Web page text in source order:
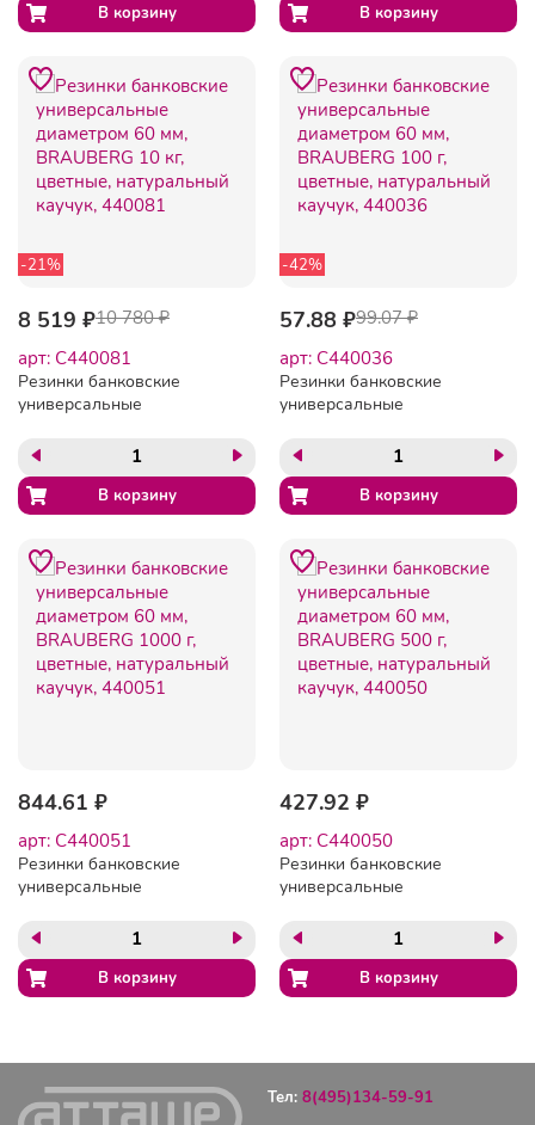
натуральный каучук,
440052
440035
-21%
8 519 ₽10 780 ₽
арт: C440081
Резинки банковские
универсальные
BRAUBERG 10 кг, цветные,
натуральный каучук,
440081
-42%
57.88 ₽99.07 ₽
арт: C440036
Резинки банковские
универсальные
BRAUBERG 100 г, цветные,
натуральный каучук,
440036
844.61 ₽
арт: C440051
Резинки банковские
универсальные
BRAUBERG 1000 г,
цветные, натуральный
каучук, 440051
427.92 ₽
арт: C440050
Резинки банковские
универсальные
BRAUBERG 500 г, цветные,
натуральный каучук,
440050
Тел: 8(495)134-59-91